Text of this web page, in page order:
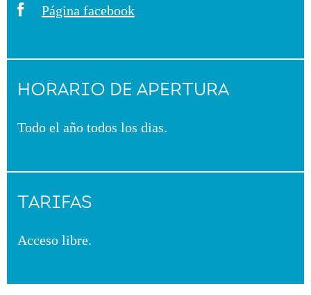
Página facebook
HORARIO DE APERTURA
Todo el año todos los dias.
TARIFAS
Acceso libre.